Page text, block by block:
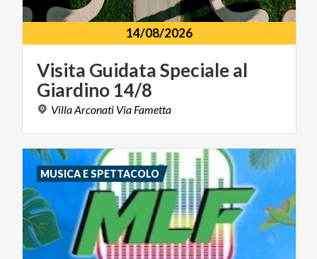
14/08/2026
Visita GuidataSpecialeal
Giardino 14/8
VillaArconati Via Fametta
MUSICA E SPETTACOLO